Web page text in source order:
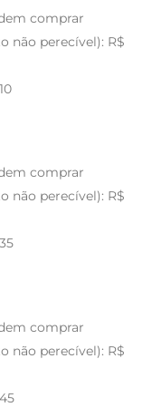
comprar
não perecível): R$
comprar
não perecível): R$
comprar
não perecível): R$